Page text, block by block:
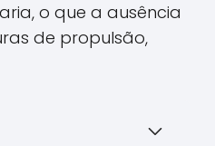
o que a ausência
de propulsão,